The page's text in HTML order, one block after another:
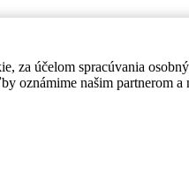
za účelom spracúvania
oznámime našim partnerom